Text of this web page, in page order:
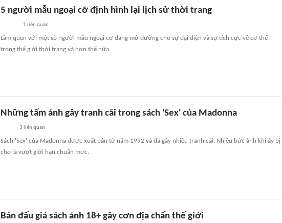
5 người mẫu ngoại cỡ định hình lại lịch sử thời trang
1 liên quan
Làm quen với một số người mẫu ngoại cỡ đang mở đường cho sự đại diện và sự tích cực về cơ thể
trong thế giới thời trang và hơn thế nữa.
Những tấm ảnh gây tranh cãi trong sách 'Sex' của Madonna
3 liên quan
Sách 'Sex' của Madonna được xuất bản từ năm 1992 và đã gây nhiều tranh cãi. Nhiều bức ảnh khi ấy bị
cho là vượt giới hạn chuẩn mực.
Bán đấu giá sách ảnh 18+ gây cơn địa chấn thế giới